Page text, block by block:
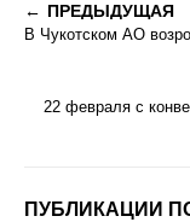
ПРЕДЫДУЩАЯ
В Чукотском АО
22 февраля с
ПУБЛИКАЦИИ